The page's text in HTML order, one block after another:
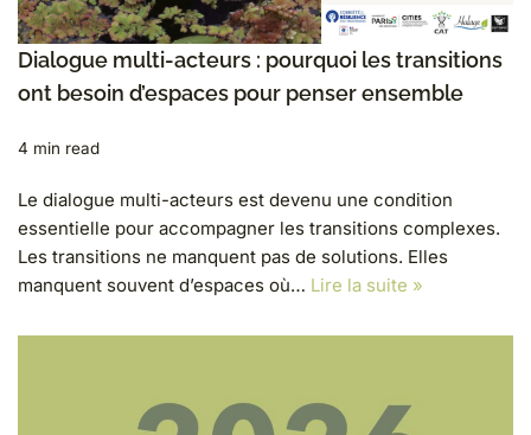
Dialogue multi-acteurs : pourquoi les transitions
ont besoin d’espaces pour penser ensemble
4 min read
Le dialogue multi-acteurs est devenu une condition
essentielle pour accompagner les transitions complexes.
Les transitions ne manquent pas de solutions. Elles
manquent souvent d’espaces où… Lire la suite »